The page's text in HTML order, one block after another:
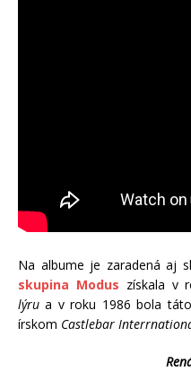
Na albume je zaradená aj
skupina Modus získala v
lýru a v roku 1986 bola
írskom Castlebar